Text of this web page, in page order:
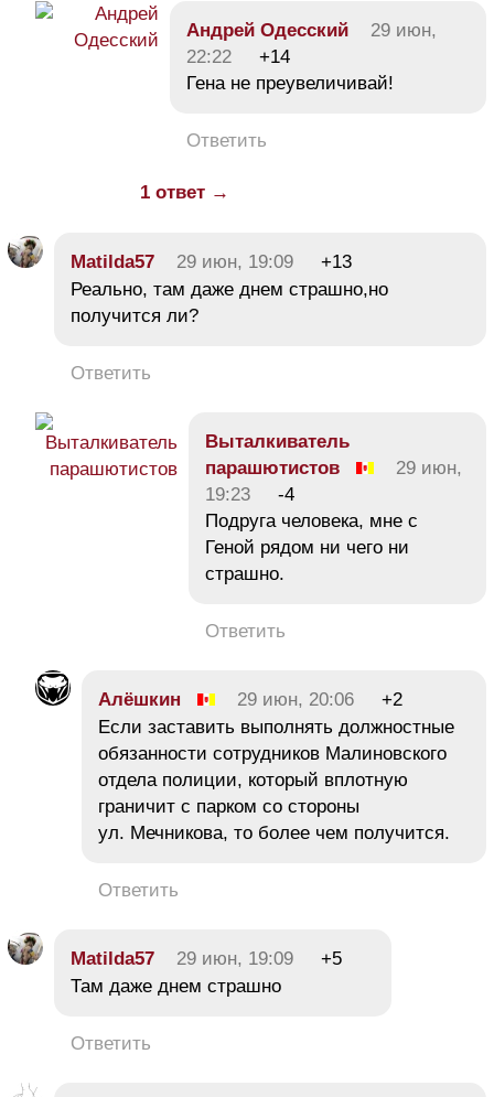
Андрей Одесский
29 июн,
22:22
+14
Гена не преувеличивай!
Ответить
1 ответ →
Matilda57 29 июн, 19:09
+13
Реально, там даже днем страшно,но
получится ли?
Ответить
Bыталкиватель
парашютистов
29 июн,
19:23
-4
Подруга человека, мне с
Геной рядом ни чего ни
страшно.
Ответить
Алёшкин 29 июн, 20:06
+2
Если заставить выполнять должностные
обязанности сотрудников Малиновского
отдела полиции, который вплотную
граничит с парком со стороны
ул. Мечникова, то более чем получится.
Ответить
Matilda57 29 июн, 19:09
+5
Там даже днем страшно
Ответить